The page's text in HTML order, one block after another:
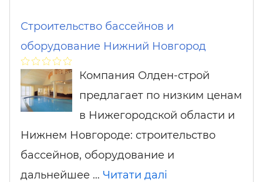
Строительство бассейнов и
оборудование Нижний Новгород
Компания Олден-строй
предлагает по низким ценам
в Нижегородской области и
Нижнем Новгороде: строительство
бассейнов, оборудование и
дальнейшее … Читати далі